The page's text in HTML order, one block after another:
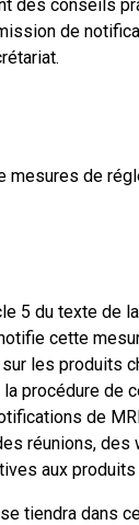
des conseils
de
mesures de
5 du texte de
cette
sur les
procédure de
de
réunions,
aux
tiendra dans